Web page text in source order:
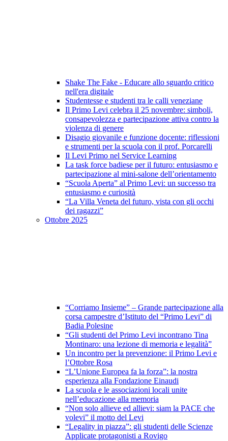
Shake The Fake - Educare allo sguardo critico
nell'era digitale
Studentesse e studenti tra le calli veneziane
Il Primo Levi celebra il 25 novembre: simboli,
consapevolezza e partecipazione attiva contro la
violenza di genere
Disagio giovanile e funzione docente: riflessioni
e strumenti per la scuola con il prof. Porcarelli
Il Levi Primo nel Service Learning
La task force badiese per il futuro: entusiasmo e
partecipazione al mini-salone dell’orientamento
“Scuola Aperta” al Primo Levi: un successo tra
entusiasmo e curiosità
“La Villa Veneta del futuro, vista con gli occhi
dei ragazzi”
Ottobre 2025
“Corriamo Insieme” – Grande partecipazione alla
corsa campestre d’Istituto del “Primo Levi” di
Badia Polesine
“Gli studenti del Primo Levi incontrano Tina
Montinaro: una lezione di memoria e legalità”
Un incontro per la prevenzione: il Primo Levi e
l’Ottobre Rosa
“L’Unione Europea fa la forza”: la nostra
esperienza alla Fondazione Einaudi
La scuola e le associazioni locali unite
nell’educazione alla memoria
“Non solo allieve ed allievi: siam la PACE che
volevi” il motto del Levi
“Legality in piazza”: gli studenti delle Scienze
Applicate protagonisti a Rovigo